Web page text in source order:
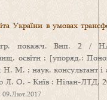
України в умовах
покажч. Вип. 2
вищ. освіти ; [упоряд.:
М. ; наук. консультант і
Л. О. - Київ : Нілан-ЛТД,
09.Лют.2017